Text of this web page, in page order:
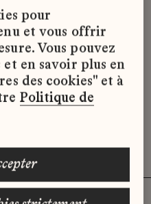
n’y ait pas
pour le
pour
et vous offrir
Vous pouvez
en savoir plus en
des cookies" et à
Politique de